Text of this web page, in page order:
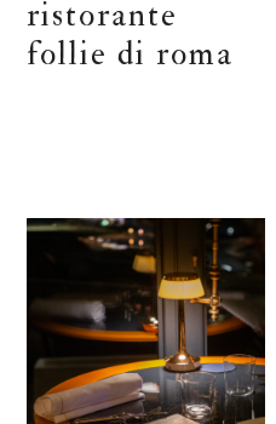
ristorante
follie di roma